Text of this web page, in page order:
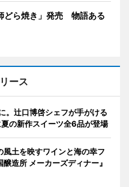
どら焼き」発売 物語ある
ース
。辻口博啓シェフが手がける
の新作スイーツ全6品が登場
風土を映すワインと海の幸フ
造所 メーカーズディナー』